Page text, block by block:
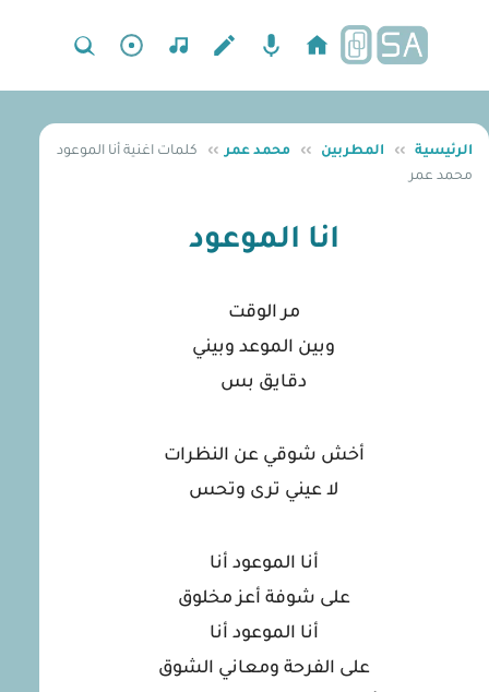
الرئيسية ›› المطربين ›› محمد عمر ››
كلمات اغنية أنا الموعود
محمد عمر
انا الموعود
مر الوقت
وبين الموعد وبيني
دقايق بس
أخش شوقي عن النظرات
لا عيني ترى وتحس
أنا الموعود أنا
على شوفة أعز مخلوق
أنا الموعود أنا
على الفرحة ومعاني الشوق